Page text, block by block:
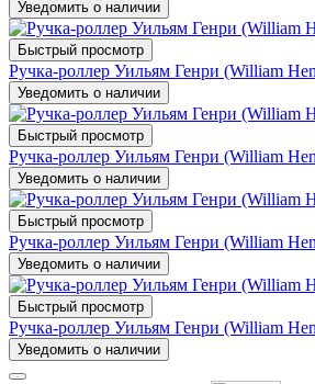
Уведомить о наличии
Быстрый просмотр
Ручка-роллер Уильям Генри (William
Уведомить о наличии
Быстрый просмотр
Ручка-роллер Уильям Генри (William
Уведомить о наличии
Быстрый просмотр
Ручка-роллер Уильям Генри (William
Уведомить о наличии
Быстрый просмотр
Ручка-роллер Уильям Генри (William
Уведомить о наличии